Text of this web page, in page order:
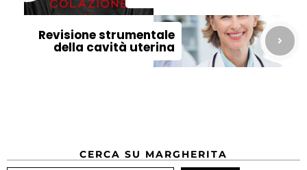
Revisione strumentale
della cavità uterina
CERCA SU MARGHERITA